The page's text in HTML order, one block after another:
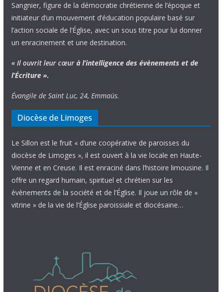
Sangnier, figure de la démocratie chrétienne de l’époque et
initiateur d’un mouvement d’éducation populaire basé sur
l’action sociale de l’Église, avec un sous titre pour lui donner
un enracinement et une destination.
« Il ouvrit leur cœur à l’intelligence des évènements et de
l’Écriture ».
Évangile de Saint Luc, 24, Emmaüs.
Diocèse de Limoges
Le Sillon est le fruit « d’une coopérative de paroisses du
diocèse de Limoges », il est ouvert à la vie locale en Haute-
Vienne et en Creuse. Il est enraciné dans l’histoire limousine. Il
offre un regard humain, spirituel et chrétien sur les
évènements de la société et de l’Église. Il joue un rôle de «
vitrine » de la vie de l’Église paroissiale et diocésaine…